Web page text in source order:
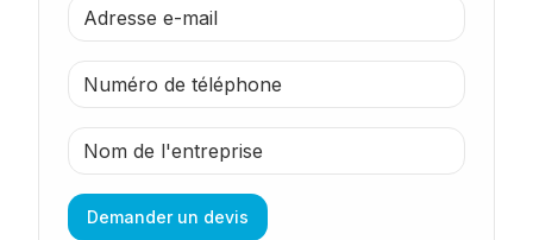
Demander un devis